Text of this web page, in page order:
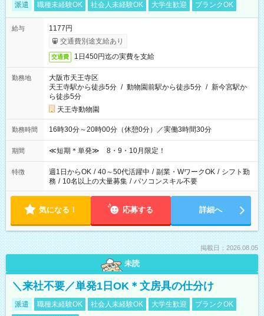
派遣 職種未経験OK 社会人未経験OK 大学生歓迎 ブランクOK
給与
1177円
交通費別途支給あり
交通費 1日450円迄の実費を支給
勤務地
大阪市天王寺区
天王寺駅から徒歩5分 / 動物園前駅から徒歩5分 / 新今宮駅か
ら徒歩5分
天王寺動物園
勤務時間 16時30分～20時00分（休憩0分）／実働3時間30分
期間 ≪短期＊単発≫ 8・9・10月限定！
特徴 週1日からOK / 40～50代活躍中 / 副業・WワークOK / シフト勤
務 / 10名以上の大量募集 / パソコンスキル不要
気になる！ 応募する 詳細へ
掲載日：2026.08.05
未読
＼来社不要／単発1日OK＊文房具の仕分け
派遣 職種未経験OK 社会人未経験OK 大学生歓迎
ブランクOK